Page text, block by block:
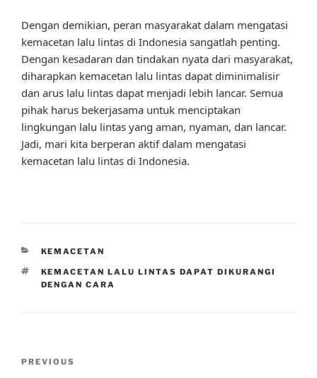
Dengan demikian, peran masyarakat dalam mengatasi
kemacetan lalu lintas di Indonesia sangatlah penting.
Dengan kesadaran dan tindakan nyata dari masyarakat,
diharapkan kemacetan lalu lintas dapat diminimalisir
dan arus lalu lintas dapat menjadi lebih lancar. Semua
pihak harus bekerjasama untuk menciptakan
lingkungan lalu lintas yang aman, nyaman, dan lancar.
Jadi, mari kita berperan aktif dalam mengatasi
kemacetan lalu lintas di Indonesia.
CATEGORIES
KEMACETAN
TAGS
KEMACETAN LALU LINTAS DAPAT DIKURANGI
DENGAN CARA
Previous
PREVIOUS